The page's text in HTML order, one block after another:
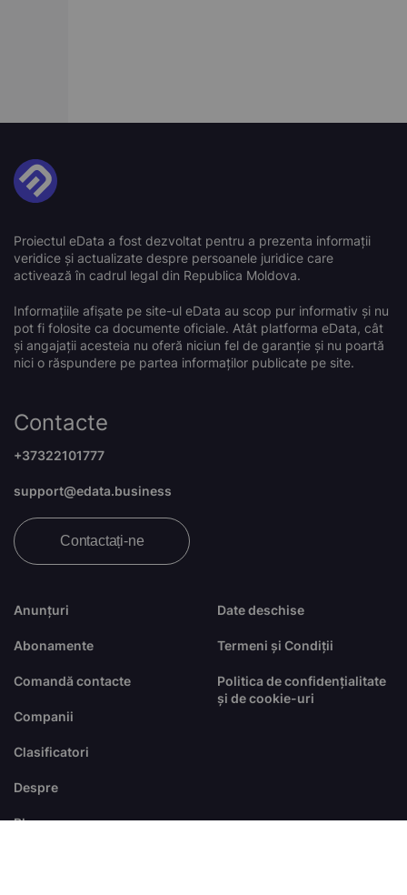
Proiectul eData a fost dezvoltat pentru a prezenta informații
veridice și actualizate despre persoanele juridice care
activează în cadrul legal din Republica Moldova.
Informațiile afișate pe site-ul eData au scop pur informativ și nu
pot fi folosite ca documente oficiale. Atât platforma eData, cât
și angajații acesteia nu oferă niciun fel de garanție și nu poartă
nici o răspundere pe partea informaților publicate pe site.
Anunțuri
Abonamente
Comandă contacte
Companii
Clasificatori
Despre
Blog
Date deschise
Termeni și Condiții
Politica de confidențialitate
și de cookie-uri
Contacte
+37322101777
support@edata.business
Contactați-ne